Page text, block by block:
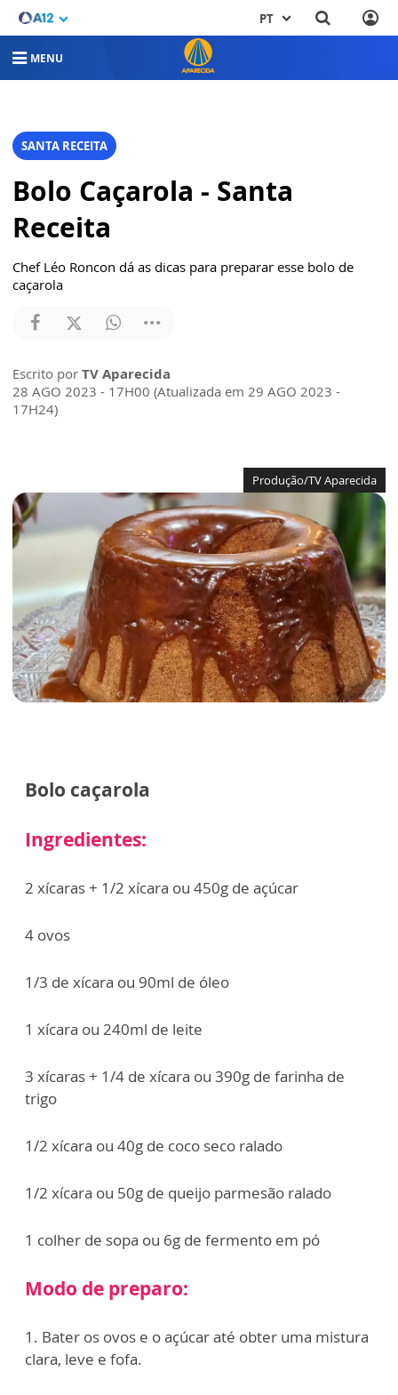
PT
MENU
SANTA RECEITA
Bolo Caçarola - Santa
Receita
Chef Léo Roncon dá as dicas para preparar esse bolo de
caçarola
Escrito por TV Aparecida
28 AGO 2023 - 17H00 (Atualizada em 29 AGO 2023 -
17H24)
Produção/TV Aparecida
Bolo caçarola
Ingredientes:
2 xícaras + 1/2 xícara ou 450g de açúcar
4 ovos
1/3 de xícara ou 90ml de óleo
1 xícara ou 240ml de leite
3 xícaras + 1/4 de xícara ou 390g de farinha de
trigo
1/2 xícara ou 40g de coco seco ralado
1/2 xícara ou 50g de queijo parmesão ralado
1 colher de sopa ou 6g de fermento em pó
Modo de preparo:
1. Bater os ovos e o açúcar até obter uma mistura
clara, leve e fofa.